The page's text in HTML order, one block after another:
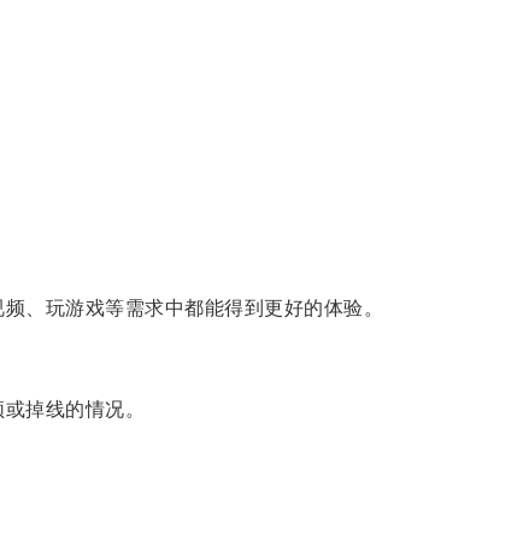
玩游戏等需求中都能得到更好的体验。
掉线的情况。